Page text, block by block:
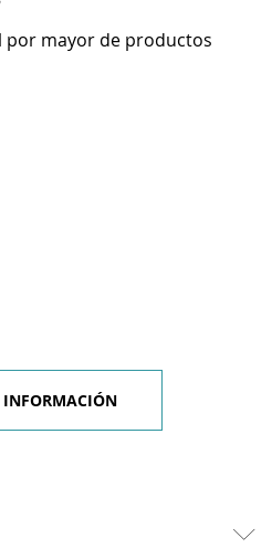
por mayor de productos
INFORMACIÓN